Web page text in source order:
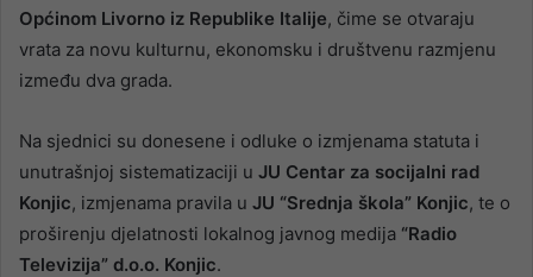
Općinom Livorno iz Republike Italije, čime se otvaraju
vrata za novu kulturnu, ekonomsku i društvenu razmjenu
između dva grada.
Na sjednici su donesene i odluke o izmjenama statuta i
unutrašnjoj sistematizaciji u JU Centar za socijalni rad
Konjic, izmjenama pravila u JU “Srednja škola” Konjic, te o
proširenju djelatnosti lokalnog javnog medija “Radio
Televizija” d.o.o. Konjic.